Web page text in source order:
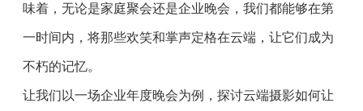
味着，无论是家庭聚会还是企业晚会，我们都能够在第
一时间内，将那些欢笑和掌声定格在云端，让它们成为
不朽的记忆。
让我们以一场企业年度晚会为例，探讨云端摄影如何让